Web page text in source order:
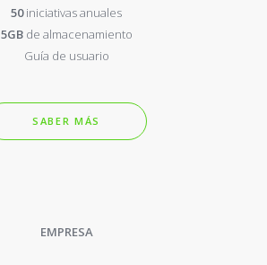
50iniciativas anuales
5GBde almacenamiento
Guía de usuario
SABER MÁS
EMPRESA